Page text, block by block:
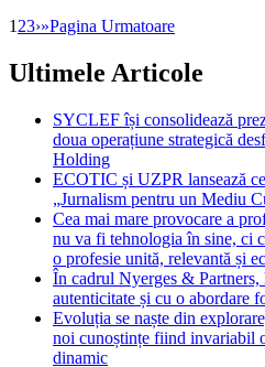
1 23›»Pagina Urmatoare
Ultimele Articole
SYCLEF își consolidează
doua operațiune strategică
Holding
ECOTIC și UZPR lansează
„Jurnalism pentru un Mediu
Cea mai mare provocare a
nu va fi tehnologia în sine, ci
o profesie unită, relevantă și
În cadrul Nyerges &
autenticitate și cu o abordare
Evoluția se naște din
noi cunoștințe fiind invariabil
dinamic